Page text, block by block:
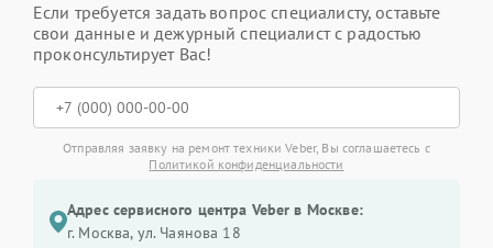
Если требуется задать вопрос специалисту, оставьте
свои данные и дежурный специалист с радостью
проконсультирует Вас!
Отправляя заявку на ремонт техники Veber, Вы соглашаетесь с
Политикой конфиденциальности
Адрес сервисного центра Veber в Москве:
г. Москва, ул. Чаянова 18